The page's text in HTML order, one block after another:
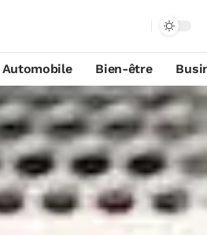
Automobile Bien-être